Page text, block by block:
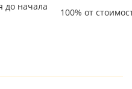
до начала
100% от